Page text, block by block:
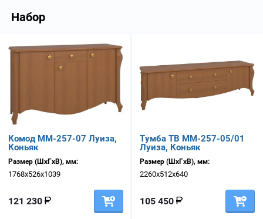
Набор
Комод ММ-257-07 Луиза,
Коньяк
Размер (ШхГхВ), мм:
1768х526х1039
121 230
Тумба ТВ ММ-257-05/01
Луиза, Коньяк
Размер (ШхГхВ), мм:
2260х512х640
105 450